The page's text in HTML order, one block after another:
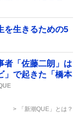
を生きるための5
者「佐藤二朗」は
で起きた「橋本
「新潮QUE」とは？